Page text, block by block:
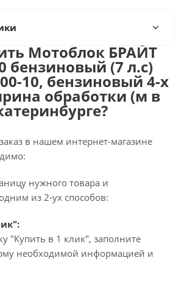
Мотоблок БРАЙТ
бензиновый (7 л.с)
10, бензиновый 4-х
обработки (м в
в нашем интернет-магазине
нужного товара и
из 2-ух способов:
"Купить в 1 клик", заполните
необходимой информацией и